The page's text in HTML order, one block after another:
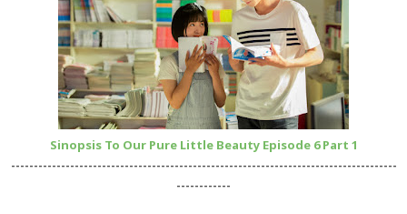
Sinopsis To Our Pure Little Beauty Episode 6 Part 1
-------------------------------------------------------------------------------------
------------